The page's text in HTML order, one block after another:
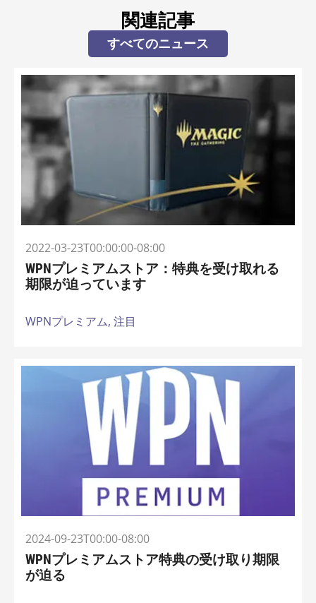
関連記事
すべてのニュース
2022-03-23T00:00:00-08:00
WPNプレミアムストア：特典を受け取れる
期限が迫っています
WPNプレミアム, 注目
2024-09-23T00:00-08:00
WPNプレミアムストア特典の受け取り期限
が迫る